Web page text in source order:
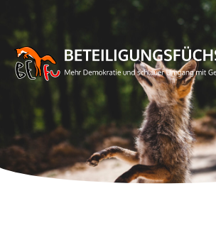
springen